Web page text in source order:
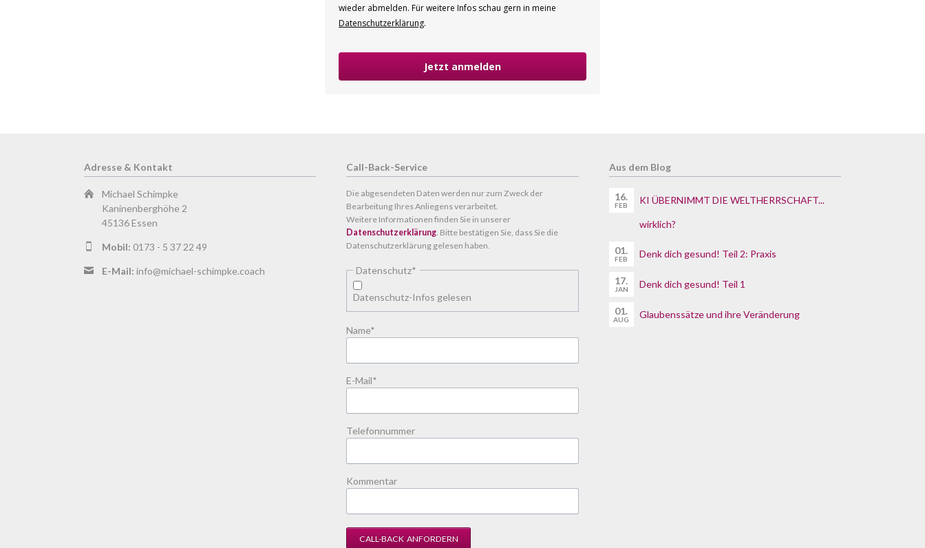
wieder abmelden. Für weitere Infos schau gern in meine
Datenschutzerklärung.
Jetzt anmelden
Adresse & Kontakt
Michael Schimpke
Kaninenberghöhe 2
45136 Essen
Mobil: 0173 - 5 37 22 49
E-Mail: info@michael-schimpke.coach
Call-Back-Service
Die abgesendeten Daten werden nur zum Zweck der
Bearbeitung Ihres Anliegens verarbeitet.
Weitere Informationen finden Sie in unserer
Datenschutzerklärung. Bitte bestätigen Sie, dass Sie die
Datenschutzerklärung gelesen haben.
Pflichtfeld
Datenschutz*
Datenschutz-Infos gelesen
Pflichtfeld
Name*
Pflichtfeld
E-Mail*
Telefonnummer
Kommentar
CALL-BACK ANFORDERN
Aus dem Blog
16.
FEB KI ÜBERNIMMT DIE WELTHERRSCHAFT...
wirklich?
01.
FEB Denk dich gesund! Teil 2: Praxis
17.
JAN Denk dich gesund! Teil 1
01.
AUG Glaubenssätze und ihre Veränderung